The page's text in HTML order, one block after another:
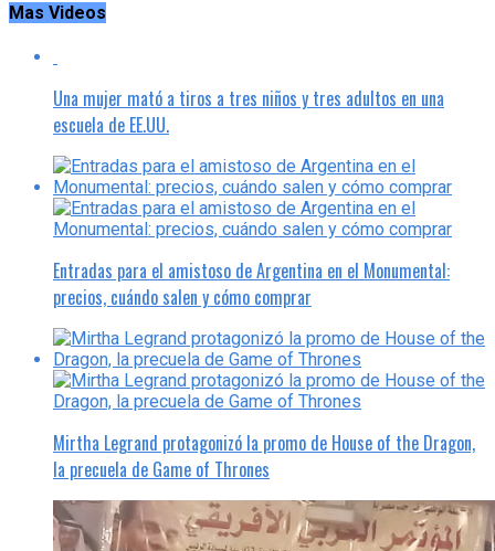
Mas Videos
Una mujer mató a tiros a tres niños y tres adultos en una
escuela de EE.UU.
Entradas para el amistoso de Argentina en el Monumental:
precios, cuándo salen y cómo comprar
Mirtha Legrand protagonizó la promo de House of the Dragon,
la precuela de Game of Thrones